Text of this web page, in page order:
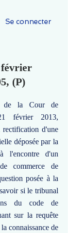
Se connecter
février
, (P)
de la Cour de
février 2013,
rectification d'une
déposée par la
l'encontre d'un
commerce de
posée à la
si le tribunal
du code de
sur la requête
connaissance de